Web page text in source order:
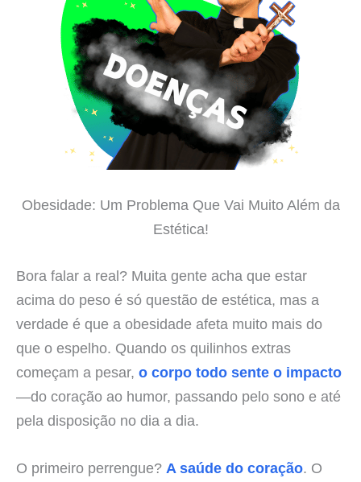
Obesidade: Um Problema Que Vai Muito Além da
Estética!
Bora falar a real? Muita gente acha que estar
acima do peso é só questão de estética, mas a
verdade é que a obesidade afeta muito mais do
que o espelho. Quando os quilinhos extras
começam a pesar, o corpo todo sente o impacto
—do coração ao humor, passando pelo sono e até
pela disposição no dia a dia.
O primeiro perrengue? A saúde do coração. O